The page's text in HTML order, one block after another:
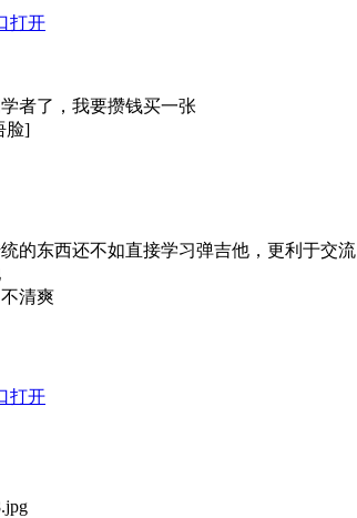
打开
者了，我要攒钱买一张
脸]
的东西还不如直接学习弹吉他，更利于交流
清爽
打开